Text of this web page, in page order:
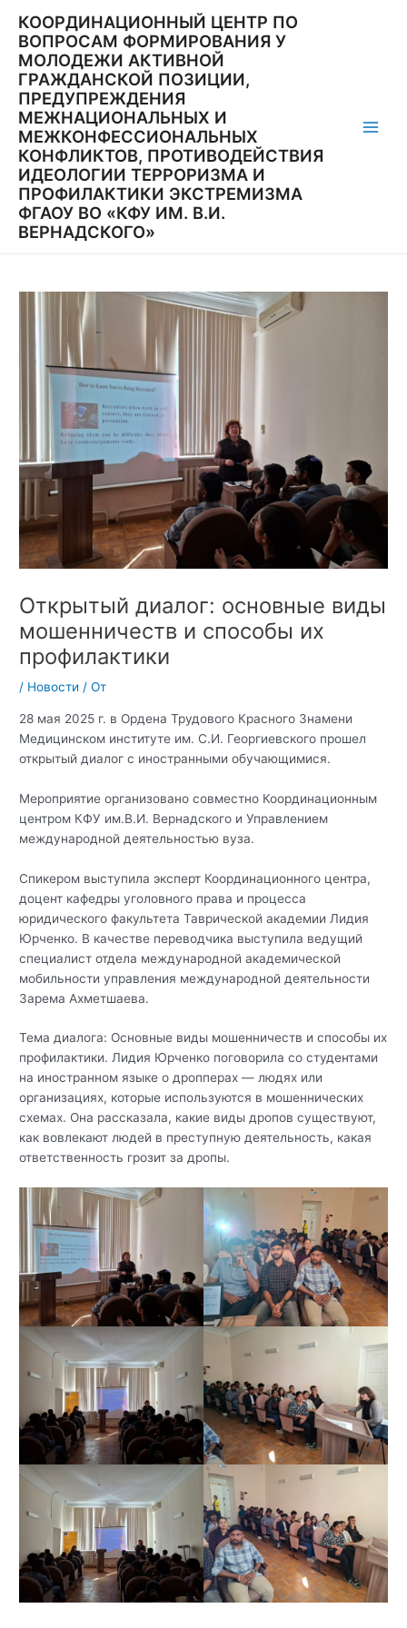
содержимому
КООРДИНАЦИОННЫЙ ЦЕНТР ПО
ВОПРОСАМ ФОРМИРОВАНИЯ У
МОЛОДЕЖИ АКТИВНОЙ
ГРАЖДАНСКОЙ ПОЗИЦИИ,
ПРЕДУПРЕЖДЕНИЯ
МЕЖНАЦИОНАЛЬНЫХ И
МЕЖКОНФЕССИОНАЛЬНЫХ
КОНФЛИКТОВ, ПРОТИВОДЕЙСТВИЯ
ИДЕОЛОГИИ ТЕРРОРИЗМА И
ПРОФИЛАКТИКИ ЭКСТРЕМИЗМА
ФГАОУ ВО «КФУ ИМ. В.И.
ВЕРНАДСКОГО»
Открытый диалог: основные виды
мошенничеств и способы их
профилактики
/ Новости / От
28 мая 2025 г. в Ордена Трудового Красного Знамени
Медицинском институте им. С.И. Георгиевского прошел
открытый диалог с иностранными обучающимися.
Мероприятие организовано совместно Координационным
центром КФУ им.В.И. Вернадского и Управлением
международной деятельностью вуза.
Спикером выступила эксперт Координационного центра,
доцент кафедры уголовного права и процесса
юридического факультета Таврической академии Лидия
Юрченко. В качестве переводчика выступила ведущий
специалист отдела международной академической
мобильности управления международной деятельности
Зарема Ахметшаева.
Тема диалога: Основные виды мошенничеств и способы их
профилактики. Лидия Юрченко поговорила со студентами
на иностранном языке о дропперах — людях или
организациях, которые используются в мошеннических
схемах. Она рассказала, какие виды дропов существуют,
как вовлекают людей в преступную деятельность, какая
ответственность грозит за дропы.